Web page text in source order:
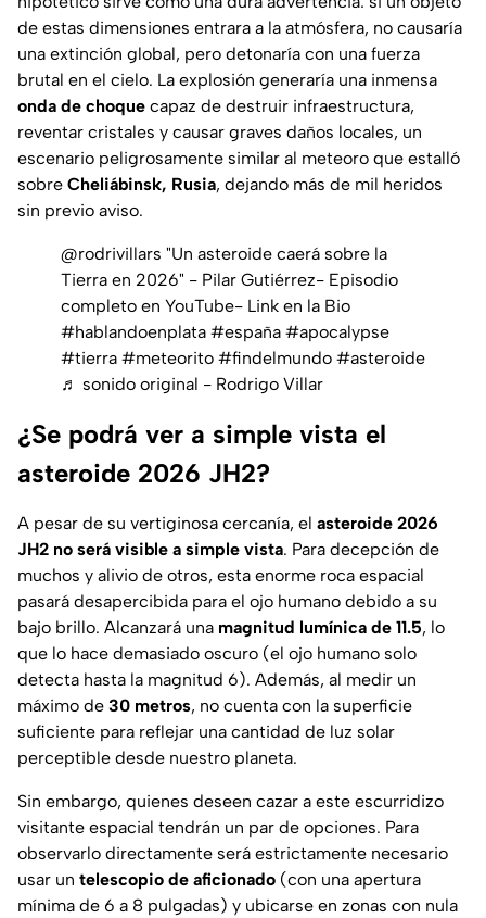
de estas dimensiones entrara a la atmósfera, no causaría
una extinción global, pero detonaría con una fuerza
brutal en el cielo. La explosión generaría una inmensa
onda de choque capaz de destruir infraestructura,
reventar cristales y causar graves daños locales, un
escenario peligrosamente similar al meteoro que estalló
sobre Cheliábinsk, Rusia, dejando más de mil heridos
sin previo aviso.
@rodrivillars "Un asteroide caerá sobre la
Tierra en 2026" - Pilar Gutiérrez- Episodio
completo en YouTube- Link en la Bio
#hablandoenplata #españa #apocalypse
#tierra #meteorito #findelmundo #asteroide
♬ sonido original - Rodrigo Villar
¿Se podrá ver a simple vista el
asteroide 2026 JH2?
A pesar de su vertiginosa cercanía, el asteroide 2026
JH2 no será visible a simple vista. Para decepción de
muchos y alivio de otros, esta enorme roca espacial
pasará desapercibida para el ojo humano debido a su
bajo brillo. Alcanzará una magnitud lumínica de 11.5, lo
que lo hace demasiado oscuro (el ojo humano solo
detecta hasta la magnitud 6). Además, al medir un
máximo de 30 metros, no cuenta con la superficie
suficiente para reflejar una cantidad de luz solar
perceptible desde nuestro planeta.
Sin embargo, quienes deseen cazar a este escurridizo
visitante espacial tendrán un par de opciones. Para
observarlo directamente será estrictamente necesario
usar un telescopio de aficionado (con una apertura
mínima de 6 a 8 pulgadas) y ubicarse en zonas con nula